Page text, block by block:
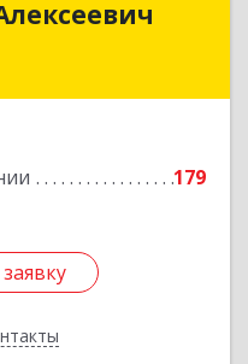
179
р-